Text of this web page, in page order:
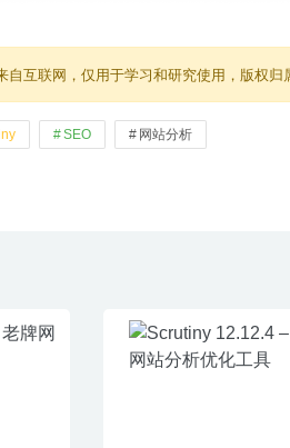
自互联网，仅用于学习和研究使用，版权
SEO 网站分析